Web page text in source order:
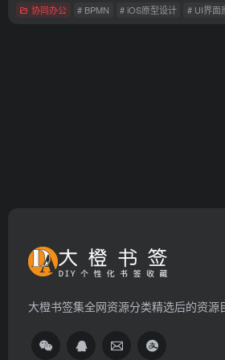
协同办公 # BPMN # iOS原型设计 # UI界面
大橙书签集全网资源分类精选后的资源